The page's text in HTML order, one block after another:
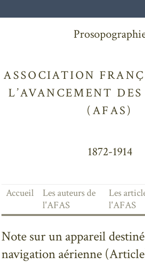
ASSOCIATION
L’AVANCEMENT DES
(AFAS)
1872-1914
Accueil
Les auteurs de
l'AFAS
Les
l'AFAS
Note sur un appareil
navigation aérienne